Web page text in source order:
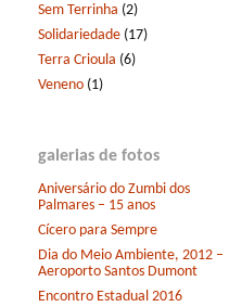
Sem Terrinha (2)
Solidariedade (17)
Terra Crioula (6)
Veneno (1)
galerias de fotos
Aniversário do Zumbi dos
Palmares – 15 anos
Cícero para Sempre
Dia do Meio Ambiente, 2012 –
Aeroporto Santos Dumont
Encontro Estadual 2016